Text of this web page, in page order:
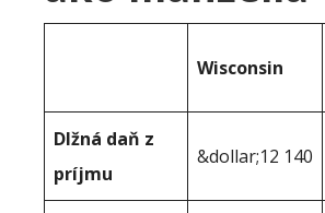
Wisconsin
Dlžná daň z
príjmu
&dollar;12 140